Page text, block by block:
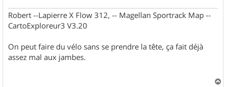
Robert --Lapierre X Flow 312, -- Magellan Sportrack Map --
CartoExploreur3 V3.20
On peut faire du vélo sans se prendre la tête, ça fait déjà
assez mal aux jambes.